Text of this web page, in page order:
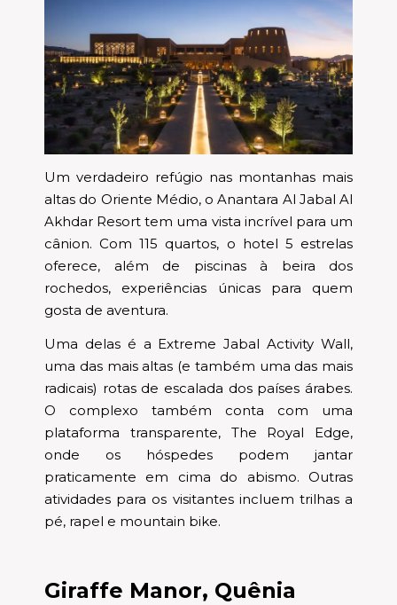
Um verdadeiro refúgio nas montanhas mais
altas do Oriente Médio, o Anantara Al Jabal Al
Akhdar Resort tem uma vista incrível para um
cânion. Com 115 quartos, o hotel 5 estrelas
oferece, além de piscinas à beira dos
rochedos, experiências únicas para quem
gosta de aventura.
Uma delas é a Extreme Jabal Activity Wall,
uma das mais altas (e também uma das mais
radicais) rotas de escalada dos países árabes.
O complexo também conta com uma
plataforma transparente, The Royal Edge,
onde os hóspedes podem jantar
praticamente em cima do abismo. Outras
atividades para os visitantes incluem trilhas a
pé, rapel e mountain bike.
Giraffe Manor, Quênia